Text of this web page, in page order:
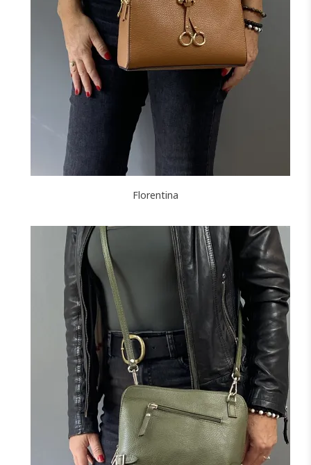
NOIRMARINEBORDEAUX
CAMEL
F
TAUPE
FONCÉ
+3
J'ajoute à mon panier !
Florentina